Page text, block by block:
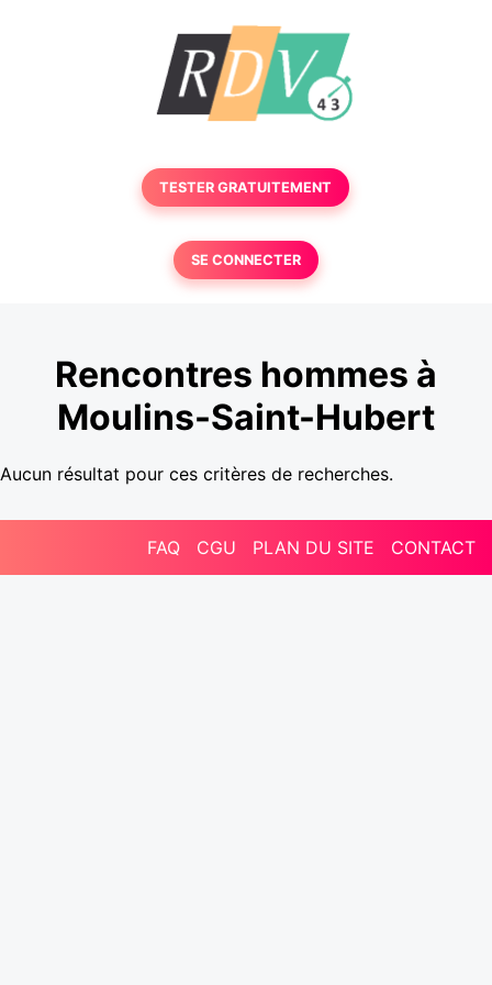
TESTER GRATUITEMENT
SE CONNECTER
Rencontres hommes à
Moulins-Saint-Hubert
Aucun résultat pour ces critères de recherches.
FAQ CGU PLAN DU SITE CONTACT